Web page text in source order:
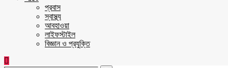
প্রবাস
স্বাস্থ্য
আবহাওয়া
লাইফস্টাইল
বিজ্ঞান ও প্রযুক্তি